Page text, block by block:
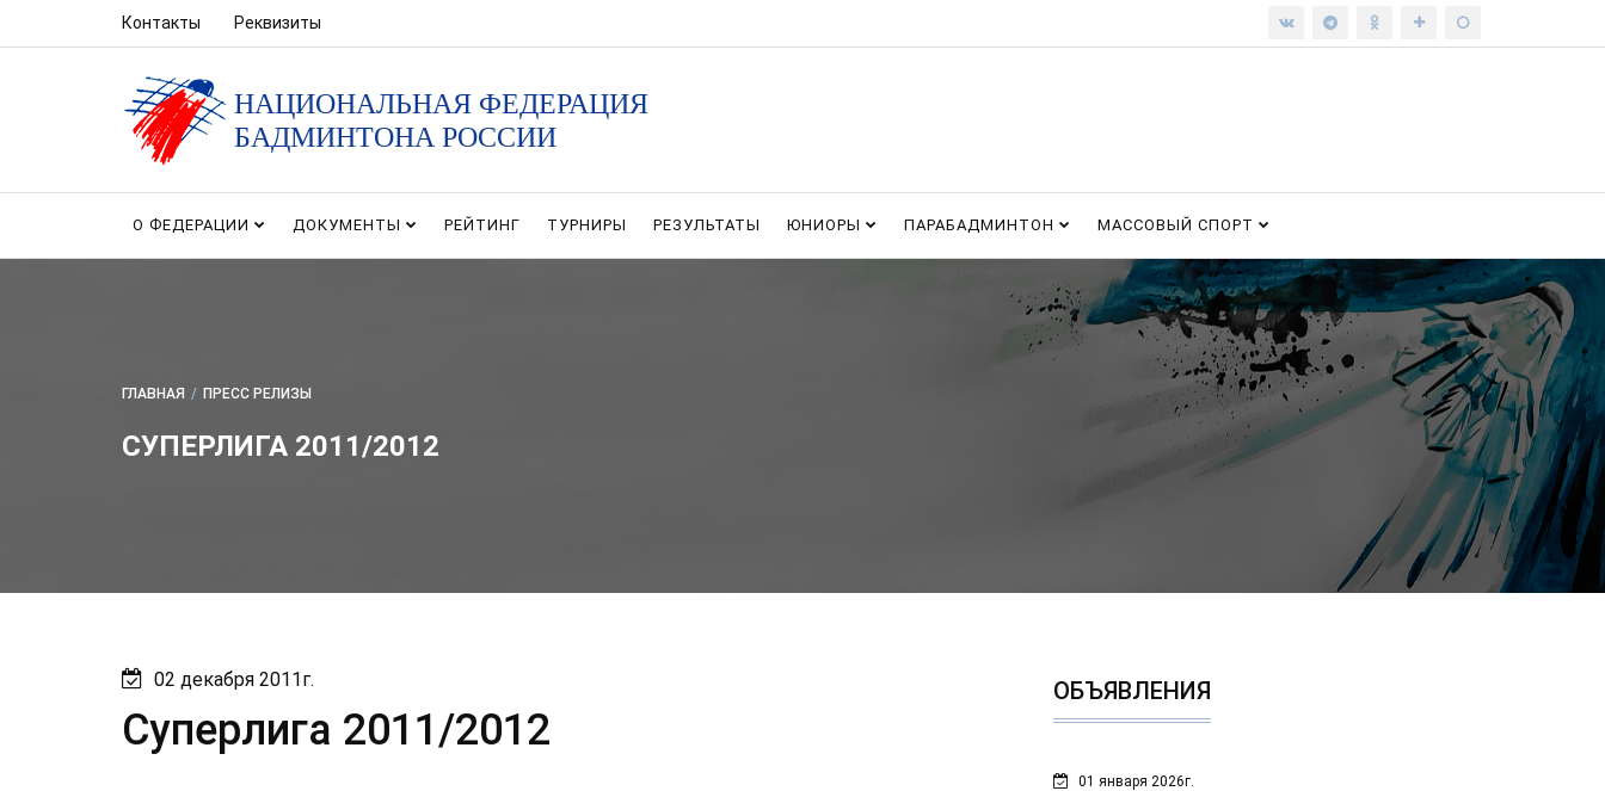
Контакты Реквизиты
НАЦИОНАЛЬНАЯ ФЕДЕРАЦИЯ
БАДМИНТОНА РОССИИ
О ФЕДЕРАЦИИ ДОКУМЕНТЫ РЕЙТИНГ ТУРНИРЫ РЕЗУЛЬТАТЫ ЮНИОРЫ ПАРАБАДМИНТОН МАССОВЫЙ СПОРТ
ГЛАВНАЯ / ПРЕСС РЕЛИЗЫ
СУПЕРЛИГА 2011/2012
02 декабря 2011г.
Суперлига 2011/2012
ОБЪЯВЛЕНИЯ
01 января 2026г.